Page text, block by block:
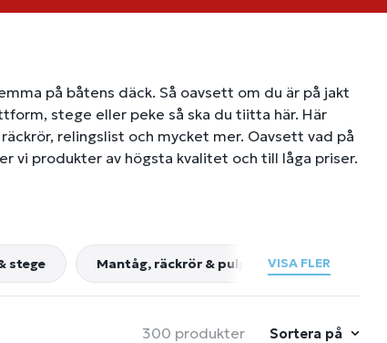
på båtens däck. Så oavsett om du är på jakt
stege eller peke så ska du tiitta här. Här
relingslist och mycket mer. Oavsett vad på
vi produkter av högsta kvalitet och till låga priser.
stege Mantåg, räckrör & pulpit VISA FLER
300 produkter Sortera på